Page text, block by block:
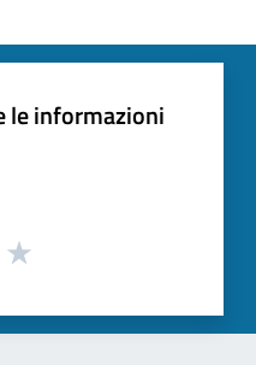
le informazioni